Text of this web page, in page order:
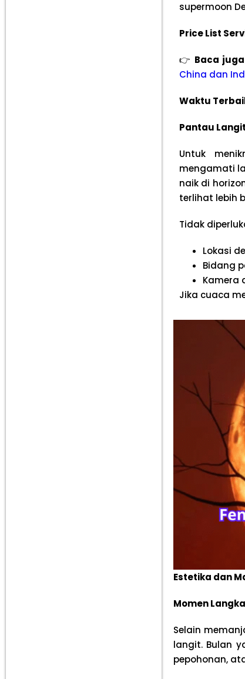
supermoon
Price List
👉 Baca
China dan
Waktu
Pantau
Untuk
mengamati
naik di
terlihat lebih
Tidak
Lokasi
Bidang
Kamera
Jika cuaca
Estetika dan
Momen
Selain
langit. Bulan
pepohonan,